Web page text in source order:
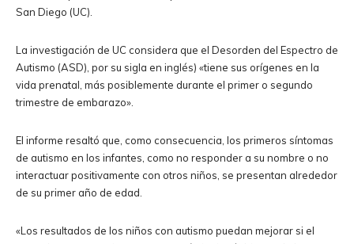
San Diego (UC).
La investigación de UC considera que el Desorden del Espectro de
Autismo (ASD), por su sigla en inglés) «tiene sus orígenes en la
vida prenatal, más posiblemente durante el primer o segundo
trimestre de embarazo».
El informe resaltó que, como consecuencia, los primeros síntomas
de autismo en los infantes, como no responder a su nombre o no
interactuar positivamente con otros niños, se presentan alrededor
de su primer año de edad.
«Los resultados de los niños con autismo puedan mejorar si el